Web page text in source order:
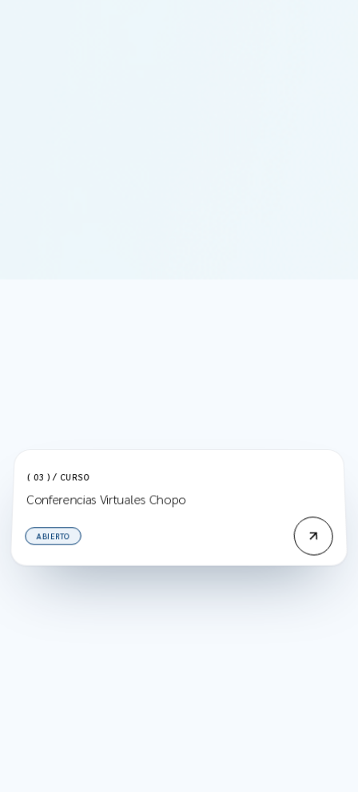
( 03 ) / CURSO
Conferencias Virtuales Chopo
ABIERTO